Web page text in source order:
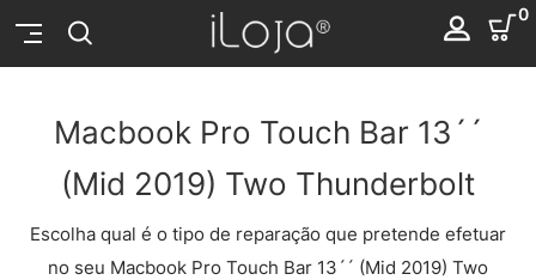
0
Macbook Pro Touch Bar 13´´
(Mid 2019) Two Thunderbolt
Escolha qual é o tipo de reparação que pretende efetuar
no seu Macbook Pro Touch Bar 13´´ (Mid 2019) Two